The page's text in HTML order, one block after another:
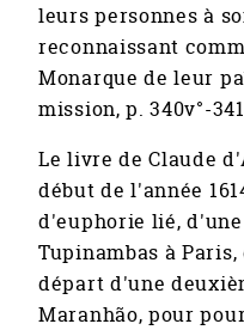
leurs personnes à
reconnaissant
Monarque de leur
mission, p. 340v°-
Le livre de Claude
début de l'année
d'euphorie lié,
Tupinambas à
départ d'une
Maranhão, pour